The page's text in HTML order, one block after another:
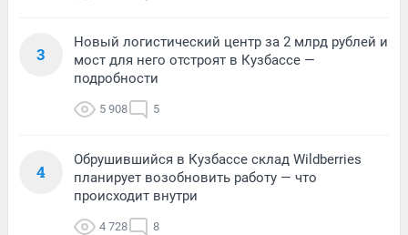
3
Новый логистический центр за 2 млрд рублей и
мост для него отстроят в Кузбассе —
подробности
5 908 5
4
Обрушившийся в Кузбассе склад Wildberries
планирует возобновить работу — что
происходит внутри
4 728 8